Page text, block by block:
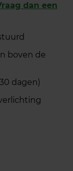
dan een
boven de
dagen)